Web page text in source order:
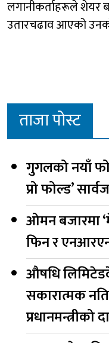
लगानीकर्ताहरूले शेयर
उतारचढाव आएको
ताजा पोस्ट
गुगलको नयाँ
प्रो फोल्ड’
ओमन बजारमा
फिन र
औषधि
सकारात्मक
प्रधानमन्त्रीको